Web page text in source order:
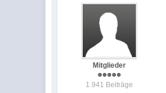
Mitglieder
1.941 Beiträge